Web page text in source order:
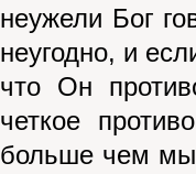
неужели Бог
неугодно, и
что Он
четкое
больше чем мы